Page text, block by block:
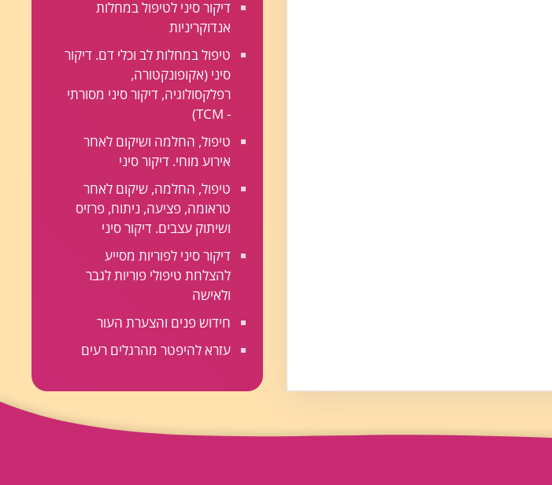
דיקור סיני לטיפול במחלות
אנדוקריניות
טיפול במחלות לב וכלי דם. דיקור
סיני (אקופונקטורה,
רפלקסולוגיה, דיקור סיני מסורתי
- TCM)
טיפול, החלמה ושיקום לאחר
אירוע מוחי. דיקור סיני
טיפול, החלמה, שיקום לאחר
טראומה, פציעה, ניתוח, פרזיס
ושיתוק עצבים. דיקור סיני
דיקור סיני לפוריות מסייע
להצלחת טיפולי פוריות לגבר
ולאישה
חידוש פנים והצערת העור
עזרא להיפטר מהרגלים רעים